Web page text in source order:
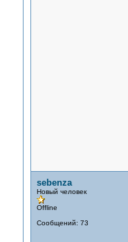
sebenza
Новый человек
Offline
Сообщений: 73